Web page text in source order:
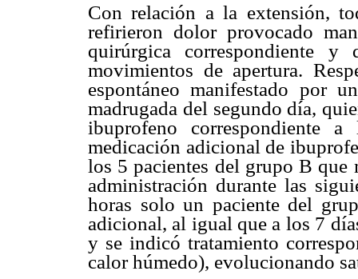
Con relación a la extensión,
refirieron dolor provocado
quirúrgica correspondiente y
movimientos de apertura.
espontáneo manifestado por
madrugada del segundo día,
ibuprofeno correspondiente
medicación adicional de
los 5 pacientes del grupo B que
administración durante las
horas solo un paciente del
adicional, al igual que a los 7
y se indicó tratamiento
calor húmedo), evolucionando